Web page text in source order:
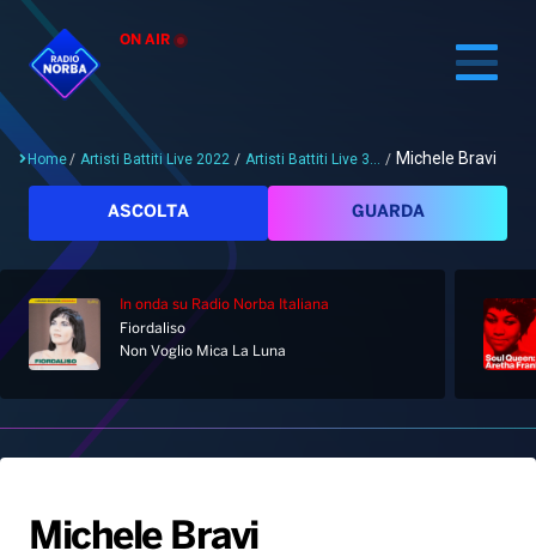
ON AIR
Cerca
Home
Palinsesto
Hit Dance
Giochi&Concorsi
Notizie
Locali
Playlist
Gallery
Home/ Artisti Battiti Live 2022 / Artisti Battiti Live 3... / Michele Bravi
ASCOLTA GUARDA
In onda su Radio Norba Italiana
Fiordaliso
Non Voglio Mica La Luna
Michele Bravi